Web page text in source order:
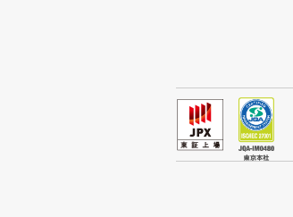
寝屋川市の飲
大阪市天王寺区
高石市の飲食
大阪府の洋食
大阪府のその他